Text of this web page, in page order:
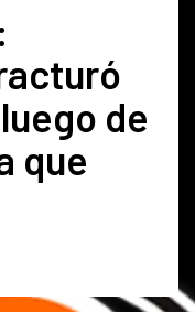
de
que